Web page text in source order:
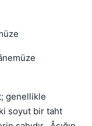
genellikle
soyut bir taht